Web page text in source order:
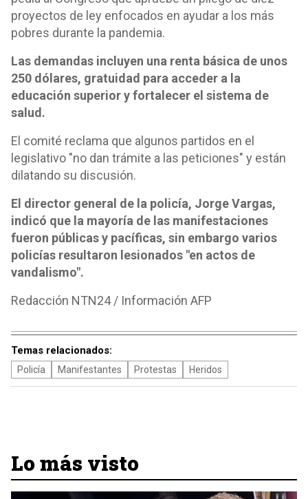
proyectos de ley enfocados en ayudar a los más
pobres durante la pandemia.
Las demandas incluyen una renta básica de unos
250 dólares, gratuidad para acceder a la
educación superior y fortalecer el sistema de
salud.
El comité reclama que algunos partidos en el
legislativo "no dan trámite a las peticiones" y están
dilatando su discusión.
El director general de la policía, Jorge Vargas,
indicó que la mayoría de las manifestaciones
fueron públicas y pacíficas, sin embargo varios
policías resultaron lesionados "en actos de
vandalismo".
Redacción NTN24 / Información AFP
Temas relacionados:
Policía Manifestantes Protestas Heridos
Lo más visto